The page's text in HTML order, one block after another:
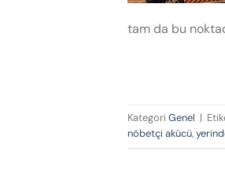
tam da bu
Kategori Genel |
nöbetçi akücü,